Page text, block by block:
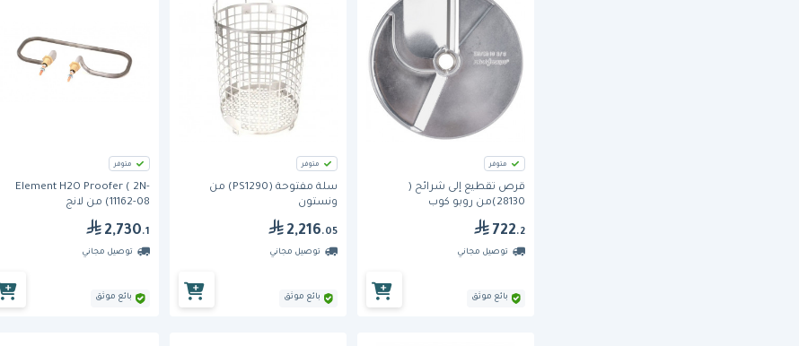
متوفر
قرص تقطيع إلى شرائح (
28130)من روبو كوب
722.2
توصيل مجاني
بائع موثق
متوفر
سلة مفتوحة (PS1290) من
ونستون
2,216.05
توصيل مجاني
بائع موثق
متوفر
Element H2O Proofer ( 2N-
11162-08) من لانج
2,730.1
توصيل مجاني
بائع موثق